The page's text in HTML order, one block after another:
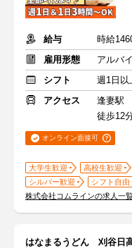
給与
時給
雇用形態
アルバ
シフト
週1日以
アクセス
逢妻駅
徒歩12
オンライン面接可
大学生歓迎 高校生歓迎
シルバー歓迎
シフト自
株式会社コムラインの求人一
はなまるうどん 刈谷日高